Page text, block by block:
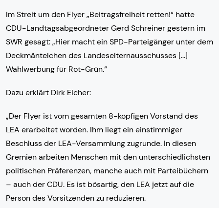
Im Streit um den Flyer „Beitragsfreiheit retten!“ hatte
CDU-Landtagsabgeordneter Gerd Schreiner gestern im
SWR gesagt: „Hier macht ein SPD-Parteigänger unter dem
Deckmäntelchen des Landeselternausschusses […]
Wahlwerbung für Rot-Grün.“
Dazu erklärt Dirk Eicher:
„Der Flyer ist vom gesamten 8-köpfigen Vorstand des
LEA erarbeitet worden. Ihm liegt ein einstimmiger
Beschluss der LEA-Versammlung zugrunde. In diesen
Gremien arbeiten Menschen mit den unterschiedlichsten
politischen Präferenzen, manche auch mit Parteibüchern
– auch der CDU. Es ist bösartig, den LEA jetzt auf die
Person des Vorsitzenden zu reduzieren.